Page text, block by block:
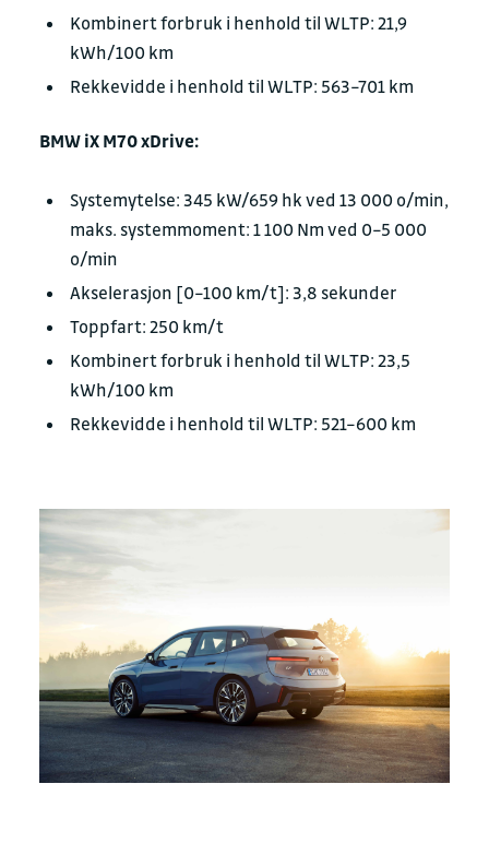
Kombinert forbruk i henhold til WLTP: 21,9
kWh/100 km
Rekkevidde i henhold til WLTP: 563–701 km
BMW iX M70 xDrive:
Systemytelse: 345 kW/659 hk ved 13 000 o/min,
maks. systemmoment: 1 100 Nm ved 0–5 000
o/min
Akselerasjon [0–100 km/t]: 3,8 sekunder
Toppfart: 250 km/t
Kombinert forbruk i henhold til WLTP: 23,5
kWh/100 km
Rekkevidde i henhold til WLTP: 521–600 km